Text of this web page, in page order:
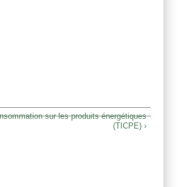
sur les produits énergétiques
(TICPE) ›